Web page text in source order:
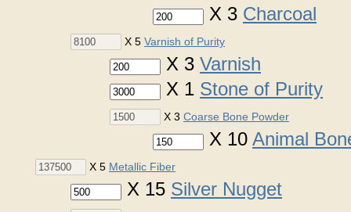
X 3 Charcoal
X 5 Varnish of Purity
X 3 Varnish
X 1 Stone of Purity
X 3 Coarse Bone Powder
X 10 Animal
X 5 Metallic Fiber
X 15 Silver Nugget